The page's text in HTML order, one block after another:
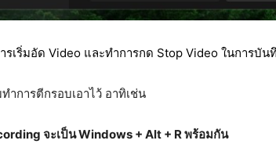
รเริ่มอัด Video และทำการกด Stop Video ในการบัน
การตีกรอบเอาไว้ อาทิเช่น
จะเป็น Windows + Alt + R พร้อมกัน